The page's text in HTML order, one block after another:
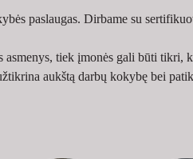
paslaugas. Dirbame su
tiek įmonės gali būti tikri,
aukštą darbų kokybę bei